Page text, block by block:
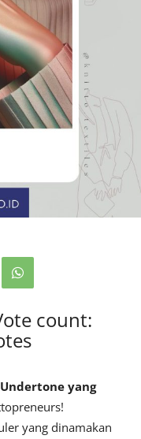
count:
yang
yang dinamakan